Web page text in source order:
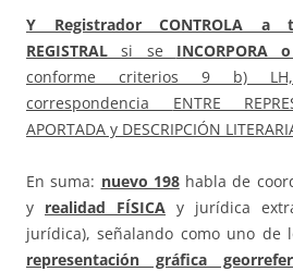
Y Registrador CONTROLA a
REGISTRAL si se
conforme criterios 9 b) LH,
correspondencia ENTRE
APORTADA y DESCRIPCIÓN
En suma: nuevo 198habla de
y realidad FÍSICA y jurídica
jurídica), señalando como uno de
representación gráfica